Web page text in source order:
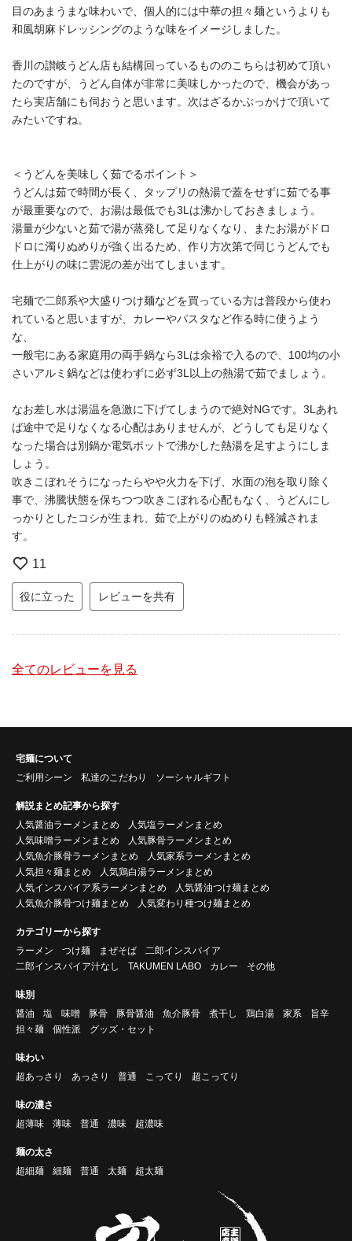
目のあまうまな味わいで、個人的には中華の担々麺というよりも
和風胡麻ドレッシングのような味をイメージしました。
香川の讃岐うどん店も結構回っているもののこちらは初めて頂い
たのですが、うどん自体が非常に美味しかったので、機会があっ
たら実店舗にも伺おうと思います。次はざるかぶっかけで頂いて
みたいですね。
＜うどんを美味しく茹でるポイント＞
うどんは茹で時間が長く、タップリの熱湯で蓋をせずに茹でる事
が最重要なので、お湯は最低でも3Lは沸かしておきましょう。
湯量が少ないと茹で湯が蒸発して足りなくなり、またお湯がドロ
ドロに濁りぬめりが強く出るため、作り方次第で同じうどんでも
仕上がりの味に雲泥の差が出てしまいます。
宅麺で二郎系や大盛りつけ麺などを買っている方は普段から使わ
れていると思いますが、カレーやパスタなど作る時に使うよう
な、
一般宅にある家庭用の両手鍋なら3Lは余裕で入るので、100均の小
さいアルミ鍋などは使わずに必ず3L以上の熱湯で茹でましょう。
なお差し水は湯温を急激に下げてしまうので絶対NGです。3Lあれ
ば途中で足りなくなる心配はありませんが、どうしても足りなく
なった場合は別鍋か電気ポットで沸かした熱湯を足すようにしま
しょう。
吹きこぼれそうになったらやや火力を下げ、水面の泡を取り除く
事で、沸騰状態を保ちつつ吹きこぼれる心配もなく、うどんにし
っかりとしたコシが生まれ、茹で上がりのぬめりも軽減されま
す。
11
役に立った レビューを共有
全てのレビューを見る
宅麺について
ご利用シーン
私達のこだわり ソーシャルギフト
解説まとめ記事から探す
人気醤油ラーメンまとめ
人気塩ラーメンまとめ
人気味噌ラーメンまとめ
人気豚骨ラーメンまとめ
人気魚介豚骨ラーメンまとめ
人気家系ラーメンまとめ
人気担々麺まとめ
人気鶏白湯ラーメンまとめ
人気インスパイア系ラーメンまとめ
人気醤油つけ麺まとめ
人気魚介豚骨つけ麺まとめ
人気変わり種つけ麺まとめ
カテゴリーから探す
ラーメン
つけ麺 まぜそば
二郎インスパイア
二郎インスパイア汁なし
TAKUMEN LABO カレー その他
味別
醤油
塩 味噌 豚骨 豚骨醤油 魚介豚骨 煮干し 鶏白湯 家系
旨辛
担々麺
個性派 グッズ・セット
味わい
超あっさり
あっさり 普通 こってり 超こってり
味の濃さ
超薄味
薄味 普通 濃味 超濃味
麺の太さ
超細麺
細麺 普通 太麺 超太麺